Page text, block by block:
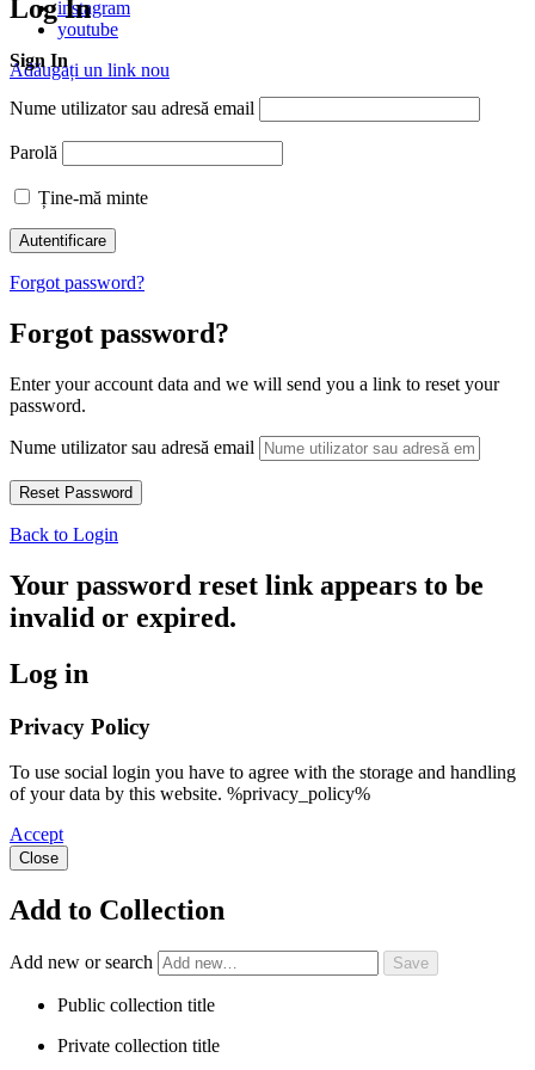
instagram
youtube
Adăugați un link nou
Log In
Sign In
Nume utilizator sau adresă email
Parolă
Ține-mă minte
Forgot password?
Forgot password?
Enter your account data and we will send you a link to reset your
password.
Nume utilizator sau adresă email
Back to Login
Your password reset link appears to be
invalid or expired.
Log in
Privacy Policy
To use social login you have to agree with the storage and handling
of your data by this website. %privacy_policy%
Accept
Close
Add to Collection
Add new or search
Public collection title
Private collection title